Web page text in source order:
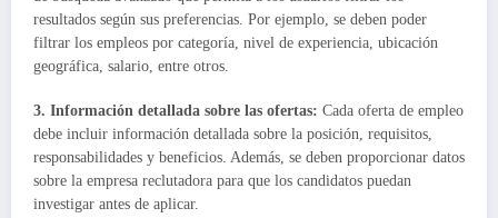
resultados según sus preferencias. Por ejemplo, se deben poder
filtrar los empleos por categoría, nivel de experiencia, ubicación
geográfica, salario, entre otros.
3. Información detallada sobre las ofertas: Cada oferta de empleo
debe incluir información detallada sobre la posición, requisitos,
responsabilidades y beneficios. Además, se deben proporcionar datos
sobre la empresa reclutadora para que los candidatos puedan
investigar antes de aplicar.